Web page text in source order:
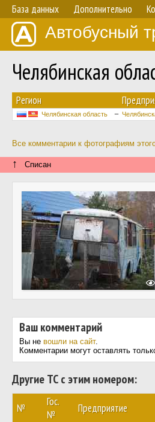
База данных Дополнительно
Автобусный
Челябинская
Регион
Челябинская область
Все комментарии к фотографиям
↑ Списан
Ваш комментарий
Вы не вошли на сайт.
Комментарии могут оставлять
Другие ТС с этим номером:
№
Гос.
№
Предприятие